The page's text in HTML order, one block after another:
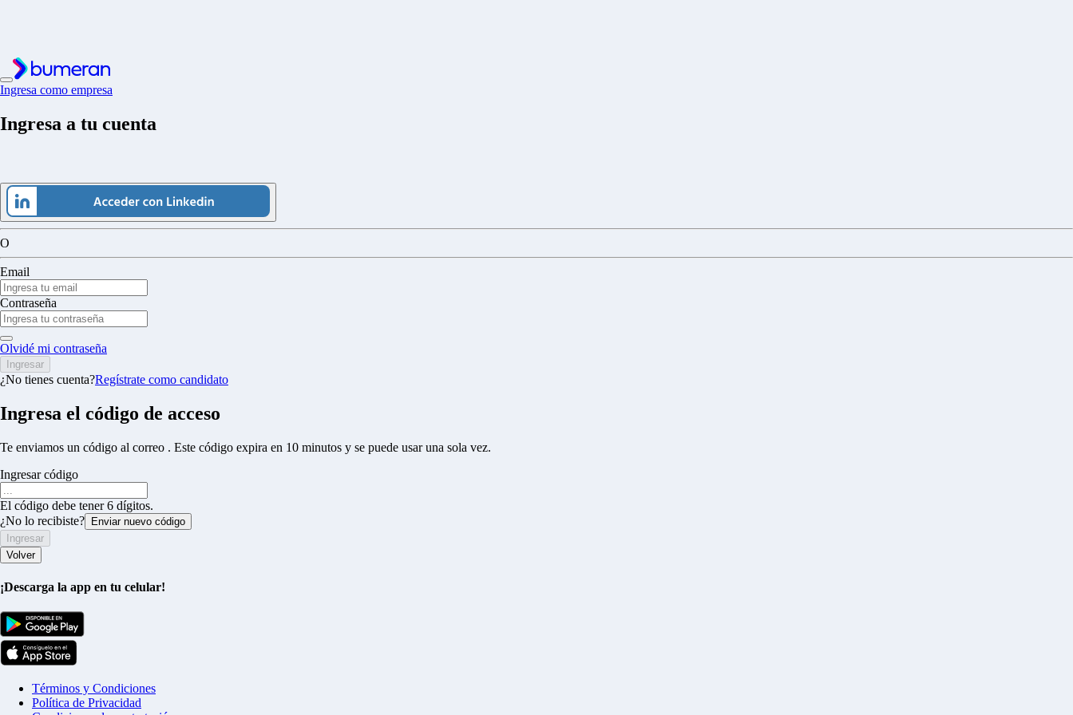
Ingresa como empresa
Ingresa a tu cuenta
O
Email
Contraseña
Olvidé mi contraseña
Ingresar
¿No tienes cuenta?Regístrate como candidato
Ingresa el código de acceso
Te enviamos un código al correo . Este código expira en 10 minutos y se puede usar una sola vez.
Ingresar código
El código debe tener 6 dígitos.
¿No lo recibiste? Enviar nuevo código
Ingresar
Volver
¡Descarga la app en tu celular!
Términos y Condiciones
Política de Privacidad